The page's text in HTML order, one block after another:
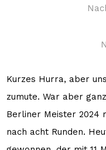
Kurzes Hurra, aber
zumute. War aber
Berliner Meister 2024
nach acht Runden.